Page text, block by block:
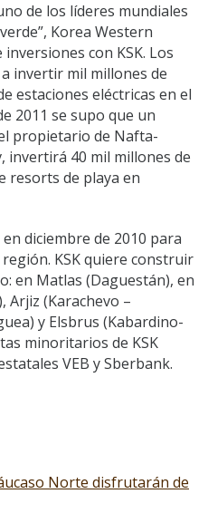
de los líderes mundiales
Korea Western
con KSK. Los
invertir mil millones de
estaciones eléctricas en el
2011 se supo que un
propietario de Nafta-
invertirá 40 mil millones de
resorts de playa en
diciembre de 2010 para
KSK quiere construir
en Matlas (Daguestán), en
Arjiz (Karachevo –
y Elsbrus (Kabardino-
minoritarios de KSK
VEB y Sberbank.
Norte disfrutarán de